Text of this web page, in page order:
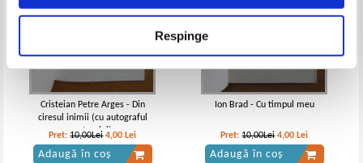
Respinge
Cristeian Petre Arges - Din
ciresul inimii (cu autograful
autorului)
Pret:10,00Lei 4,00 Lei
Adaugă în coș
Ion Brad - Cu timpul meu
Pret:10,00Lei 4,00 Lei
Adaugă în coș